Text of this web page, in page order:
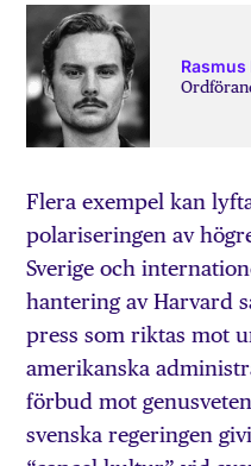
Flera exempel kan
polariseringen av
Sverige och
hantering av Harvard
press som riktas mot
amerikanska
förbud mot
svenska regeringen